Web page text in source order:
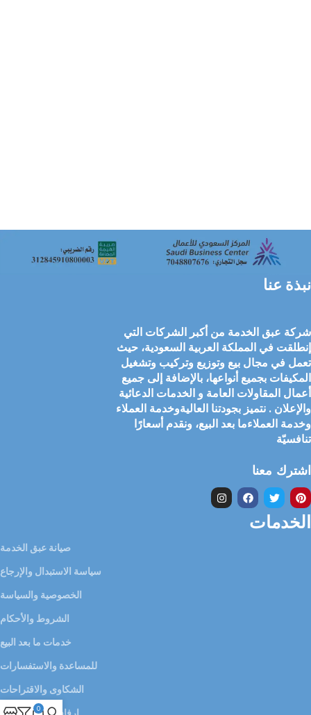
نبذة عنا
شركة عبق الخدمة من أكبر الشركات التي
إنطلقت في المملكة العربية السعودية، حيث
تعمل في مجال بيع وتوزيع وتركيب وتشغيل
المكيفات بجميع أنواعها، بالإضافة إلى جميع
أعمال المقاولات العامة و الخدمات الدعائية
والإعلان . نتميز بجودتنا العاليةوخدمة العملاء
وخدمة العملاءما بعد البيع، ونقدم أسعارًا
تنافسيّة
اشترك معنا
الخدمات
صيانة عبق الخدمة
سياسة الاستبدال والإرجاع
الخصوصية والسياسة
الشروط والأحكام
خدمات ما بعد البيع
للمساعدة والاستفسارات
الشكاوى والاقتراحات
إرفاق سيرتك الذاتية
0